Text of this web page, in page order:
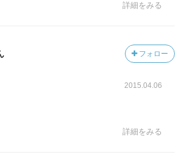
揺るがせている。
えることもまた間違いはない。こうし
る材料となる一冊である。
詳細をみる
フォロー
2015.04.06
詳細をみる